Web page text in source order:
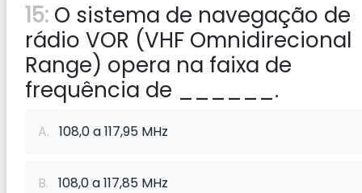
15: O sistema de navegação de
rádio VOR (VHF Omnidirecional
Range) opera na faixa de
frequência de ______.
A. 108,0 a 117,95 MHz
B. 108,0 a 117,85 MHz